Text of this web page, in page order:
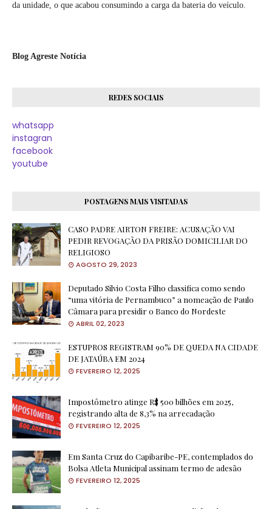
da unidade, o que acabou consumindo a carga da bateria do veículo.
Blog Agreste Notícia
REDES SOCIAIS
whatsapp
instagran
facebook
youtube
POSTAGENS MAIS VISITADAS
CASO PADRE AIRTON FREIRE: ACUSAÇÃO VAI
PEDIR REVOGAÇÃO DA PRISÃO DOMICILIAR DO
RELIGIOSO
AGOSTO 29, 2023
Deputado Silvio Costa Filho classifica como sendo
“uma vitória de Pernambuco” a nomeação de Paulo
Câmara para presidir o Banco do Nordeste
ABRIL 02, 2023
ESTUPROS REGISTRAM 90% DE QUEDA NA CIDADE
DE JATAÚBA EM 2024
FEVEREIRO 12, 2025
Impostômetro atinge R$ 500 bilhões em 2025,
registrando alta de 8,3% na arrecadação
FEVEREIRO 12, 2025
Em Santa Cruz do Capibaribe-PE, contemplados do
Bolsa Atleta Municipal assinam termo de adesão
FEVEREIRO 12, 2025